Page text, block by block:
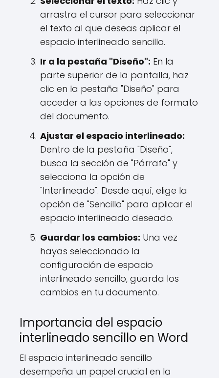
arrastra el cursor para seleccionar
el texto al que deseas aplicar el
espacio interlineado sencillo.
Ir a la pestaña "Diseño": En la
parte superior de la pantalla, haz
clic en la pestaña "Diseño" para
acceder a las opciones de formato
del documento.
Ajustar el espacio interlineado:
Dentro de la pestaña "Diseño",
busca la sección de "Párrafo" y
selecciona la opción de
"Interlineado". Desde aquí, elige la
opción de "Sencillo" para aplicar el
espacio interlineado deseado.
Guardar los cambios: Una vez
hayas seleccionado la
configuración de espacio
interlineado sencillo, guarda los
cambios en tu documento.
Importancia del espacio
interlineado sencillo en Word
El espacio interlineado sencillo
desempeña un papel crucial en la